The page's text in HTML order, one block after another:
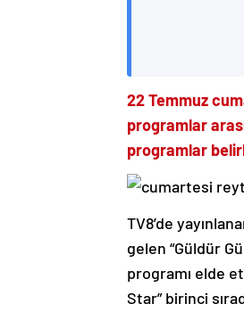
22 Temmuz
programlar
programlar
TV8’de
gelen “Güldür
programı elde
Star” birinci